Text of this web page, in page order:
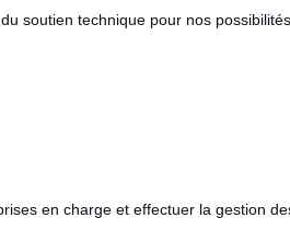
soutien technique pour nos
en charge et effectuer la gestion